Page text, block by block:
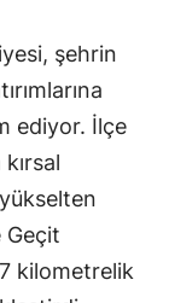
şehrin
ediyor. İlçe
Geçit
kilometrelik